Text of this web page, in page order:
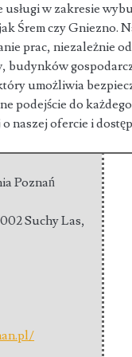
w zakresie
Śrem czy Gniezno.
prac, niezależnie
budynków
umożliwia
podejście do
naszej ofercie i
Poznań
Suchy Las,